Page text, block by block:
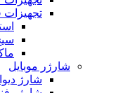
شارژر موبایل
شارژ